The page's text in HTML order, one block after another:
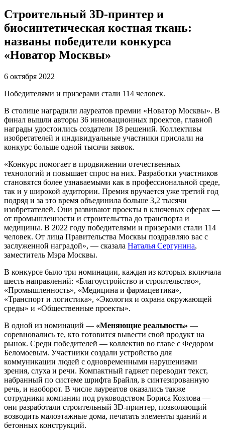
Строительный 3D-принтер и
биосинтетическая костная ткань:
названы победители конкурса
«Новатор Москвы»
6 октября 2022
Победителями и призерами стали 114 человек.
В столице наградили лауреатов премии «Новатор Москвы». В
финал вышли авторы 36 инновационных проектов, главной
награды удостоились создатели 18 решений. Коллективы
изобретателей и индивидуальные участники прислали на
конкурс больше одной тысячи заявок.
«Конкурс помогает в продвижении отечественных
технологий и повышает спрос на них. Разработки участников
становятся более узнаваемыми как в профессиональной среде,
так и у широкой аудитории. Премия вручается уже третий год
подряд и за это время объединила больше 3,2 тысячи
изобретателей. Они развивают проекты в ключевых сферах —
от промышленности и строительства до транспорта и
медицины. В 2022 году победителями и призерами стали 114
человек. От лица Правительства Москвы поздравляю вас с
заслуженной наградой», — сказала Наталья Сергунина,
заместитель Мэра Москвы.
В конкурсе было три номинации, каждая из которых включала
шесть направлений: «Благоустройство и строительство»,
«Промышленность», «Медицина и фармацевтика»,
«Транспорт и логистика», «Экология и охрана окружающей
среды» и «Общественные проекты».
В одной из номинаций — «Меняющие реальность» —
соревновались те, кто готовится вывести свой продукт на
рынок. Среди победителей — коллектив во главе с Федором
Беломоевым. Участники создали устройство для
коммуникации людей с одновременными нарушениями
зрения, слуха и речи. Компактный гаджет переводит текст,
набранный по системе шрифта Брайля, в синтезированную
речь, и наоборот. В числе лауреатов оказались также
сотрудники компании под руководством Бориса Козлова —
они разработали строительный 3D-принтер, позволяющий
возводить малоэтажные дома, печатать элементы зданий и
бетонных конструкций.